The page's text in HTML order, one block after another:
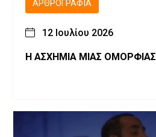
ΑΡΘΡΟΓΡΑΦΊΑ
12 Ιουλίου 2026
Η ΑΣΧΗΜΙΑ ΜΙΑΣ ΟΜΟΡΦΙΑΣ